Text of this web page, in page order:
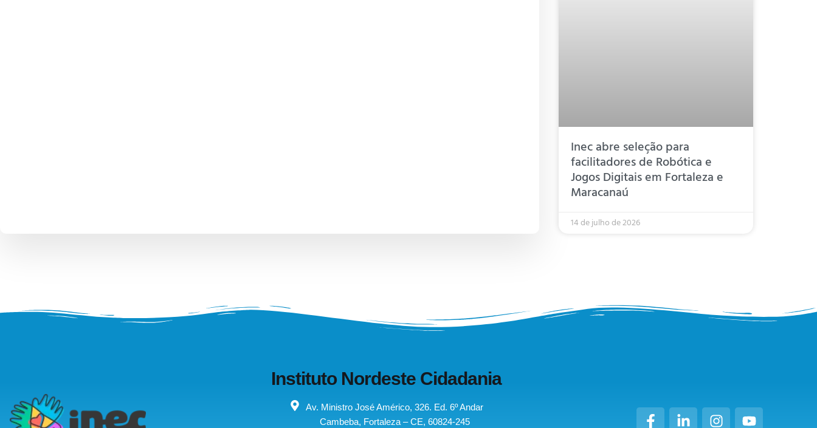
Inec abre seleção para
facilitadores de Robótica e
Jogos Digitais em Fortaleza e
Maracanaú
14 de julho de 2026
Instituto Nordeste Cidadania
Av. Ministro José Américo, 326. Ed. 6º Andar
Cambeba, Fortaleza – CE, 60824-245